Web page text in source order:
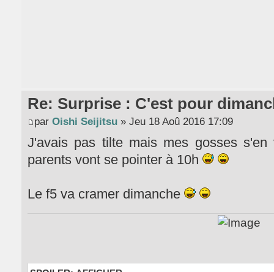
Re: Surprise : C'est pour
par Oishi Seijitsu » Jeu 18 Aoû 2016 17:09
J'avais pas tilte mais mes gosses
parents vont se pointer à 10h
Le f5 va cramer dimanche